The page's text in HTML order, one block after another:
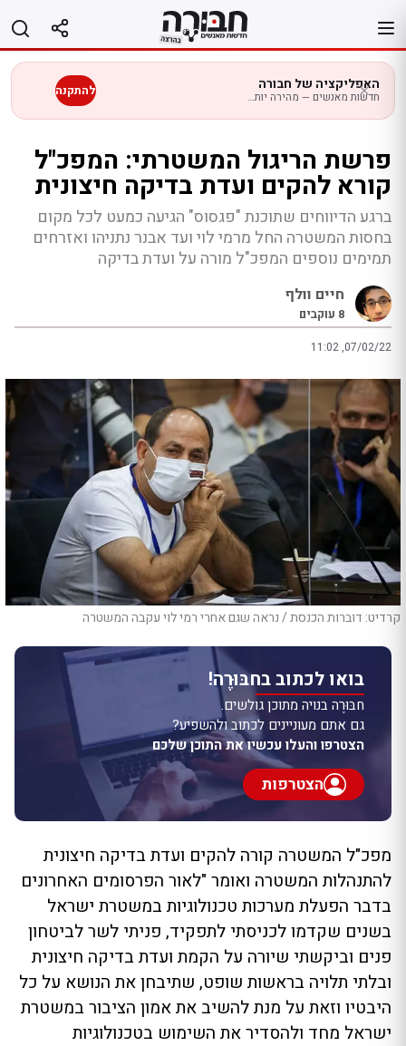
לתוכן
האפליקציה של חבורה
חדשות מאנשים — מהירה יותר בנייד להתקנה
פרשת הריגול המשטרתי: המפכ"ל
קורא להקים ועדת בדיקה חיצונית
ברגע הדיווחים שתוכנת "פגסוס" הגיעה כמעט לכל מקום
בחסות המשטרה החל מרמי לוי ועד אבנר נתניהו ואזרחים
תמימים נוספים המפכ"ל מורה על ועדת בדיקה
חיים וולף
8 עוקבים
11:02 ,07/02/22
קרדיט: דוברות הכנסת / נראה שגם אחרי רמי לוי עקבה המשטרה
בואו לכתוב בחבּוּרֶה!
חבּוּרֶה בנויה מתוכן גולשים.
גם אתם מעוניינים לכתוב ולהשפיע?
הצטרפו והעלו עכשיו את התוכן שלכם
הצטרפות
מפכ"ל המשטרה קורה להקים ועדת בדיקה חיצונית
להתנהלות המשטרה ואומר "לאור הפרסומים האחרונים
בדבר הפעלת מערכות טכנולוגיות במשטרת ישראל
בשנים שקדמו לכניסתי לתפקיד, פניתי לשר לביטחון
פנים וביקשתי שיורה על הקמת ועדת בדיקה חיצונית
ובלתי תלויה בראשות שופט, שתיבחן את הנושא על כל
היבטיו וזאת על מנת להשיב את אמון הציבור במשטרת
ישראל מחד ולהסדיר את השימוש בטכנולוגיות